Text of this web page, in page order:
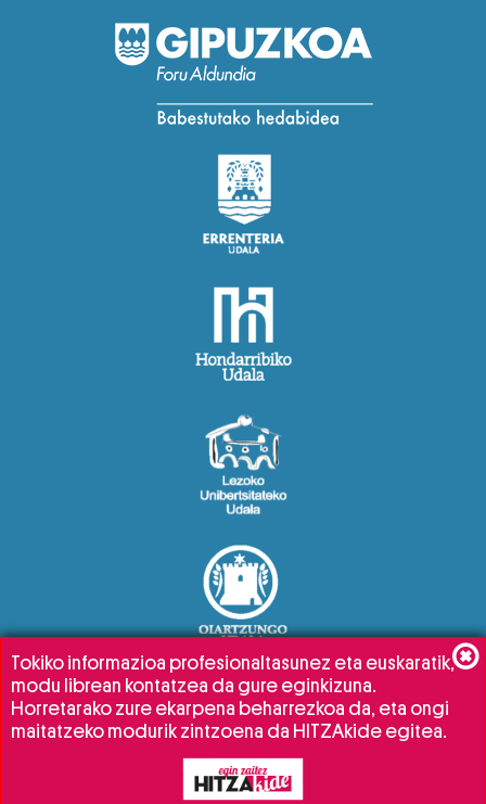
Tokiko informazioa profesionaltasunez eta euskaratik,
modu librean kontatzea da gure eginkizuna.
Horretarako zure ekarpena beharrezkoa da, eta ongi
maitatzeko modurik zintzoena da HITZAkide egitea.